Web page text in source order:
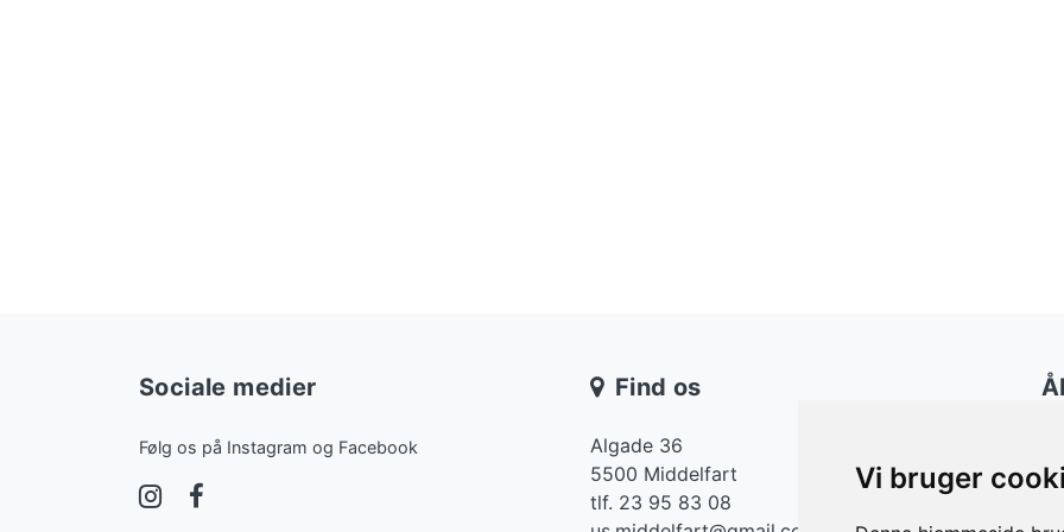
Vi bruger
Sociale medier
Følg os på Instagram og Facebook
Find os
Algade 36
5500 Middelfart
tlf. 23 95 83 08